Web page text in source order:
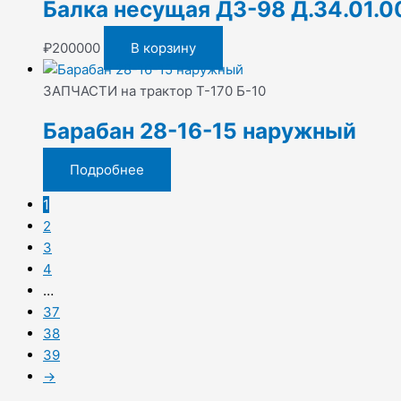
Балка несущая ДЗ-98
₽200000 В корзину
ЗАПЧАСТИ на трактор Т-170 Б-10
Барабан 28-16-15 наружный
Подробнее
1
2
3
4
…
37
38
39
→